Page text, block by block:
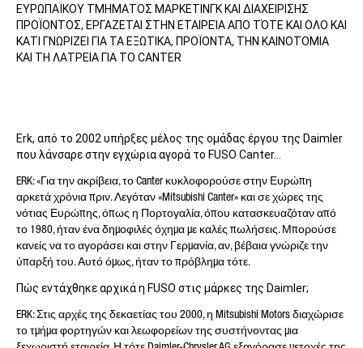
E-MAIL*
ΑΡΙΘΜΌΣ ΤΗΛΕΦΏΝΟΥ*
ΤΟ ΜΉΝΥΜΆ ΣΑΣ (ΠΡΟΑΙΡΕΤΙΚΉ
ΕΠΙΛΟΓΉ)
ΕΥΡΩΠΑΪΚΟΥ ΤΜΗΜΑΤΟΣ ΜΑΡΚΕΤΙΝΓΚ ΚΑΙ ΔΙΑΧΕΙΡΙΣΗΣ
ΠΡΟΪΟΝΤΟΣ, ΕΡΓΑΖΕΤΑΙ ΣΤΗΝ ΕΤΑΙΡΕΊΑ ΑΠΟ ΤΌΤΕ ΚΑΙ ΟΛΟ ΚΑΙ
ΚΑΤΙ ΓΝΩΡΙΖΕΙ ΓΙΑ ΤΑ ΕΞΩΤΙΚΑ, ΠΡΟΪΟΝΤΑ, ΤΗΝ ΚΑΙΝΟΤΟΜΙΑ
ΚΑΙ ΤΗ ΛΑΤΡΕΙΑ ΓΙΑ ΤΟ CANTER
Erk, από το 2002 υπήρξες μέλος της ομάδας έργου της Daimler
που λάνσαρε στην εγχώρια αγορά το FUSO Canter…
ERK: «Για την ακρίβεια, το Canter κυκλοφορούσε στην Ευρώπη
αρκετά χρόνια πριν. Λεγόταν «Mitsubishi Canter» και σε χώρες της
νότιας Ευρώπης, όπως η Πορτογαλία, όπου κατασκευαζόταν από
το 1980, ήταν ένα δημοφιλές όχημα με καλές πωλήσεις. Μπορούσε
κανείς να το αγοράσει και στην Γερμανία, αν, βέβαια γνώριζε την
ύπαρξή του. Αυτό όμως, ήταν το πρόβλημα τότε.
Πώς εντάχθηκε αρχικά η FUSO στις μάρκες της Daimler;
ERK: Στις αρχές της δεκαετίας του 2000, η Mitsubishi Motors διαχώρισε
το τμήμα φορτηγών και λεωφορείων της συστήνοντας μια